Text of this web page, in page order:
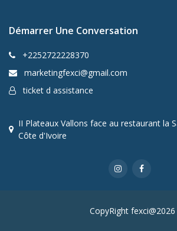
Démarrer Une Conversation
+2252722228370
marketingfexci@gmail.com
ticket d assistance
II Plateaux Vallons face au restaurant la
Côte d'Ivoire
CopyRight fexci@2026